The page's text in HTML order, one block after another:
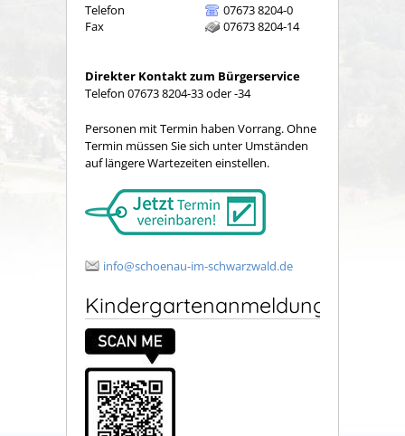
Telefon
07673 8204-0
Fax
07673 8204-14
Direkter Kontakt zum Bürgerservice
Telefon 07673 8204-33 oder -34
Personen mit Termin haben Vorrang. Ohne
Termin müssen Sie sich unter Umständen
auf längere Wartezeiten einstellen.
info@schoenau-im-schwarzwald.de
Kindergartenanmeldung